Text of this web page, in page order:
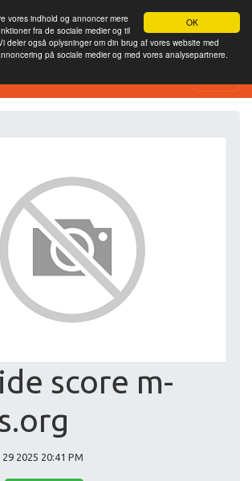
OK
vores indhold og annoncer mere
fra de sociale medier og til
deler også oplysninger om din brug af vores website med
på sociale medier og med vores analysepartnere.
score m-
2025 20:41 PM